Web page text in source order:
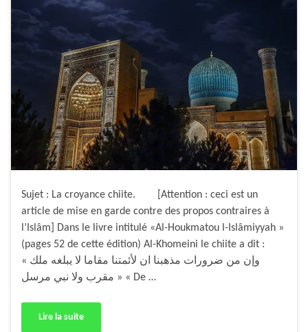
Sujet : La croyance chiite. [Attention : ceci est un
article de mise en garde contre des propos contraires à
l’Islâm] Dans le livre intitulé «Al-Houkmatou l-Islâmiyyah »
(pages 52 de cette édition) Al-Khomeini le chiite a dit :
« وإن من ضرورات مذهبنا ان لأئمتنا مقاما لا يبلغه ملك
مقرب ولا نبي مرسل » « De …
Lire la suite